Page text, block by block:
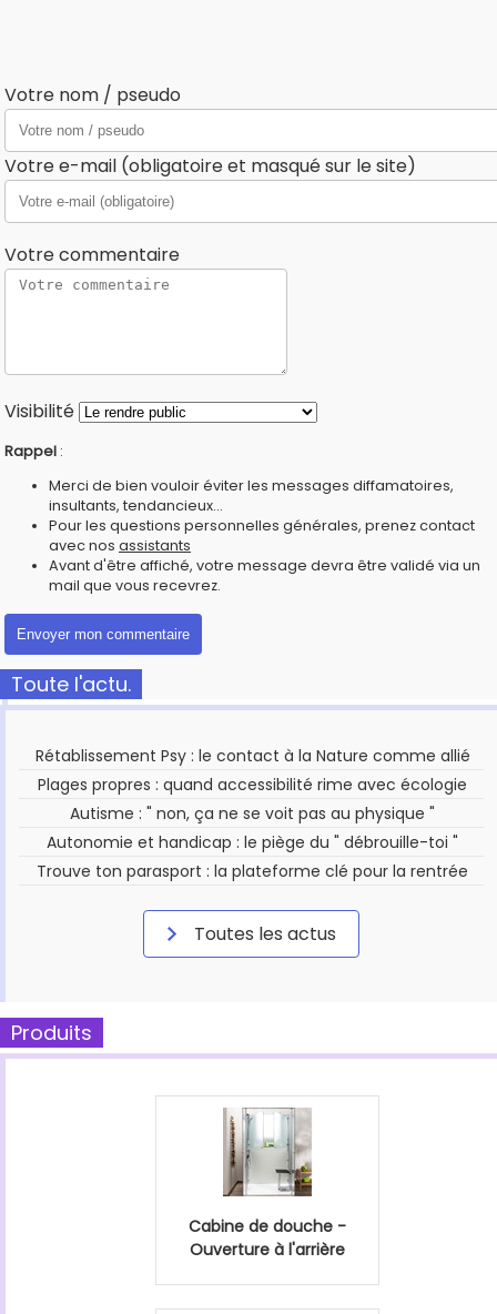
Votre nom / pseudo
Votre e-mail (obligatoire et masqué sur le site)
Votre commentaire
Visibilité
Rappel :
Merci de bien vouloir éviter les messages diffamatoires,
insultants, tendancieux...
Pour les questions personnelles générales, prenez contact
avec nos assistants
Avant d'être affiché, votre message devra être validé via un
mail que vous recevrez.
Toute l'actu.
Rétablissement Psy : le contact à la Nature comme allié
Plages propres : quand accessibilité rime avec écologie
Autisme : " non, ça ne se voit pas au physique "
Autonomie et handicap : le piège du " débrouille-toi "
Trouve ton parasport : la plateforme clé pour la rentrée
Toutes les actus
Produits
Cabine de douche -
Ouverture à l'arrière